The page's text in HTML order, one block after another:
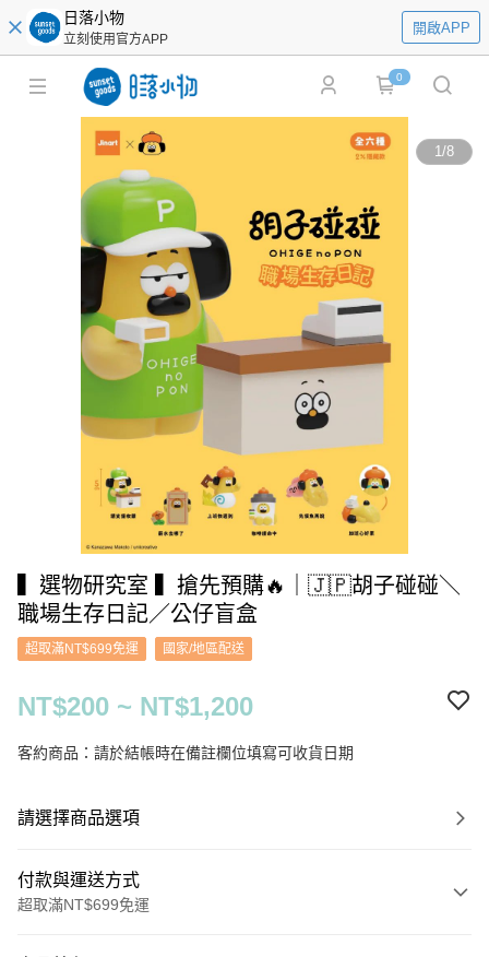
日落小物
立刻使用官方APP
開啟APP
0
1/8
▍選物研究室 ▍搶先預購🔥｜🇯🇵胡子碰碰＼
職場生存日記／公仔盲盒
超取滿NT$699免運 國家/地區配送
NT$200 ~ NT$1,200
客約商品：請於結帳時在備註欄位填寫可收貨日期
請選擇商品選項
付款與運送方式
超取滿NT$699免運